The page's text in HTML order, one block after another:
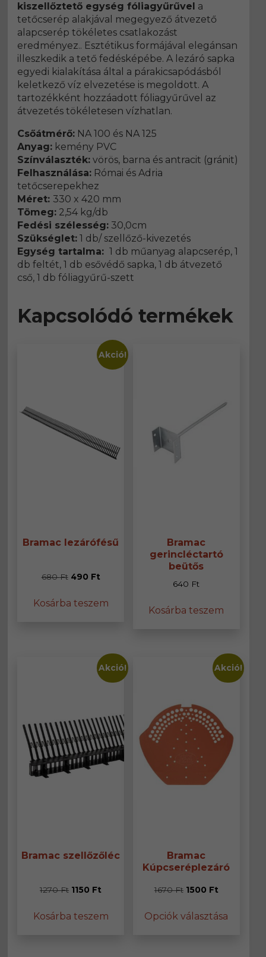
kiszellőztető egység fóliagyűrűvel a
tetőcserép alakjával megegyező átvezető
alapcserép tökéletes csatlakozást
eredményez.. Esztétikus formájával elegánsan
illeszkedik a tető fedésképébe. A lezáró sapka
egyedi kialakítása által a párakicsapódásból
keletkező víz elvezetése is megoldott. A
tartozékként hozzáadott fóliagyűrűvel az
átvezetés tökéletesen vízhatlan.
Csőátmérő: NA 100 és NA 125
Anyag: kemény PVC
Színválaszték: vörös, barna és antracit (gránit)
Felhasználása: Római és Adria
tetőcserepekhez
Méret: 330 x 420 mm
Tömeg: 2,54 kg/db
Fedési szélesség: 30,0cm
Szükséglet: 1 db/ szellőző-kivezetés
Egység tartalma: 1 db műanyag alapcserép, 1
db feltét, 1 db esővédő sapka, 1 db átvezető
cső, 1 db fóliagyűrű-szett
Kapcsolódó termékek
Akció!
Bramac lezárófésű
680Ft Original
was:
490 FtCurrent
is:
Kosárba teszem
Bramac
gerincléctartó
beütős
640 Ft
Kosárba teszem
Akció!
Bramac szellőzőléc
1270Ft Original
was:
1150 Ft
is:
Kosárba teszem
Akció!
Bramac
Kúpcseréplezáró
1670Ft Original
was:
1500 FtCurrent
is:
Opciók választása